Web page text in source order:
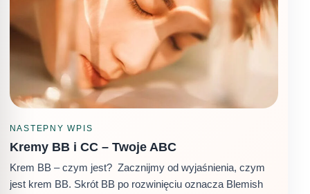
NASTEPNY WPIS
Kremy BB i CC – Twoje ABC
Krem BB – czym jest? Zacznijmy od wyjaśnienia, czym
jest krem BB. Skrót BB po rozwinięciu oznacza Blemish